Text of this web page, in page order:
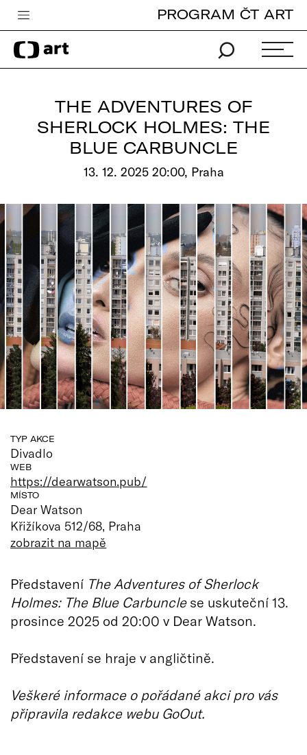
Česká televize
Zpravodajství
iVysílání
edu
Vše o ČT
PROGRAM ČT ART
THE ADVENTURES OF
SHERLOCK HOLMES: THE
BLUE CARBUNCLE
13. 12. 2025 20:00, Praha
TYP AKCE
Divadlo
WEB
https://dearwatson.pub/
MÍSTO
Dear Watson
Křižíkova 512/68, Praha
zobrazit na mapě
Představení The Adventures of Sherlock
Holmes: The Blue Carbunclese uskuteční 13.
prosince 2025 od 20:00 v Dear Watson.
Představení se hraje v angličtině.
Veškeré informace o pořádané akci pro vás
připravila redakce webu GoOut.